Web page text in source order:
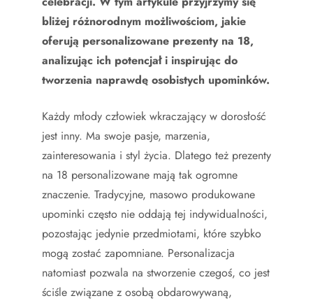
bliżej różnorodnym możliwościom, jakie
oferują personalizowane prezenty na 18,
analizując ich potencjał i inspirując do
tworzenia naprawdę osobistych upominków.
Każdy młody człowiek wkraczający w dorosłość
jest inny. Ma swoje pasje, marzenia,
zainteresowania i styl życia. Dlatego też prezenty
na 18 personalizowane mają tak ogromne
znaczenie. Tradycyjne, masowo produkowane
upominki często nie oddają tej indywidualności,
pozostając jedynie przedmiotami, które szybko
mogą zostać zapomniane. Personalizacja
natomiast pozwala na stworzenie czegoś, co jest
ściśle związane z osobą obdarowywaną,